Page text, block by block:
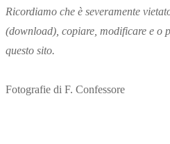
Ricordiamo che è severamente
(download), copiare, modificare e o
questo sito.
Fotografie di F. Confessore